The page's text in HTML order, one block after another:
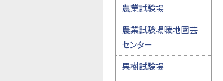
農業試験場
農業試験場暖地園芸
センター
果樹試験場